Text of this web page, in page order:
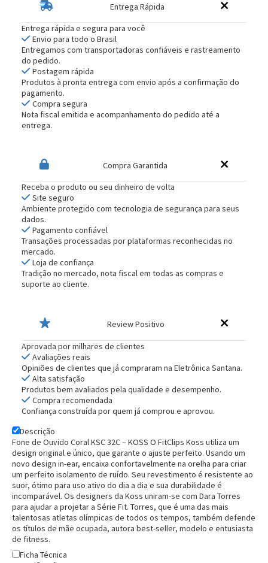
Entrega Flash
Cartão de crédito
Pagamento via Pix
Retire na Loja
Entrega Rápida
Entrega rápida e segura para você
Envio para todo o Brasil
Entregamos com transportadoras confiáveis e rastreamento
do pedido.
Postagem rápida
Produtos à pronta entrega com envio após a confirmação do
pagamento.
Compra segura
Nota fiscal emitida e acompanhamento do pedido até a
entrega.
Compra Garantida
Receba o produto ou seu dinheiro de volta
Site seguro
Ambiente protegido com tecnologia de segurança para seus
dados.
Pagamento confiável
Transações processadas por plataformas reconhecidas no
mercado.
Loja de confiança
Tradição no mercado, nota fiscal em todas as compras e
suporte ao cliente.
Review Positivo
Aprovada por milhares de clientes
Avaliações reais
Opiniões de clientes que já compraram na Eletrônica Santana.
Alta satisfação
Produtos bem avaliados pela qualidade e desempenho.
Compra recomendada
Confiança construída por quem já comprou e aprovou.
Descrição
Fone de Ouvido Coral KSC 32C – KOSS O FitClips Koss utiliza um
design original e único, que garante o ajuste perfeito. Usando um
novo design in-ear, encaixa confortavelmente na orelha para criar
um perfeito isolamento de ruído. Seu revestimento é resistente ao
suor, ótimo para uso ativo do dia a dia e sua durabilidade é
incomparável. Os designers da Koss uniram-se com Dara Torres
para ajudar a projetar a Série Fit. Torres, que é uma das mais
talentosas atletas olímpicas de todos os tempos, também defende
os títulos de mãe ocupada, autora best-seller, modelo e entusiasta
de fitness.
Ficha Técnica